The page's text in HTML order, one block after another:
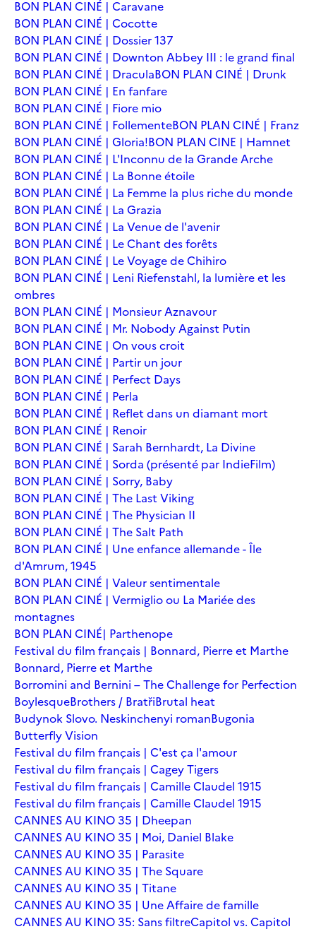
BON PLAN CINÉ | Caravane
BON PLAN CINÉ | Cocotte
BON PLAN CINÉ | Dossier 137
BON PLAN CINÉ | Downton Abbey III : le grand final
BON PLAN CINÉ | DraculaBON PLAN CINÉ | Drunk
BON PLAN CINÉ | En fanfare
BON PLAN CINÉ | Fiore mio
BON PLAN CINÉ | FollementeBON PLAN CINÉ | Franz
BON PLAN CINÉ | Gloria!BON PLAN CINE | Hamnet
BON PLAN CINÉ | L'Inconnu de la Grande Arche
BON PLAN CINÉ | La Bonne étoile
BON PLAN CINÉ | La Femme la plus riche du monde
BON PLAN CINÉ | La Grazia
BON PLAN CINÉ | La Venue de l'avenir
BON PLAN CINÉ | Le Chant des forêts
BON PLAN CINÉ | Le Voyage de Chihiro
BON PLAN CINÉ | Leni Riefenstahl, la lumière et les
ombres
BON PLAN CINÉ | Monsieur Aznavour
BON PLAN CINÉ | Mr. Nobody Against Putin
BON PLAN CINE | On vous croit
BON PLAN CINÉ | Partir un jour
BON PLAN CINÉ | Perfect Days
BON PLAN CINÉ | Perla
BON PLAN CINÉ | Reflet dans un diamant mort
BON PLAN CINÉ | Renoir
BON PLAN CINÉ | Sarah Bernhardt, La Divine
BON PLAN CINÉ | Sorda (présenté par IndieFilm)
BON PLAN CINÉ | Sorry, Baby
BON PLAN CINÉ | The Last Viking
BON PLAN CINÉ | The Physician II
BON PLAN CINÉ | The Salt Path
BON PLAN CINÉ | Une enfance allemande - Île
d'Amrum, 1945
BON PLAN CINÉ | Valeur sentimentale
BON PLAN CINÉ | Vermiglio ou La Mariée des
montagnes
BON PLAN CINÉ| Parthenope
Festival du film français | Bonnard, Pierre et Marthe
Bonnard, Pierre et Marthe
Borromini and Bernini – The Challenge for Perfection
BoylesqueBrothers / BratřiBrutal heat
Budynok Slovo. Neskinchenyi romanBugonia
Butterfly Vision
Festival du film français | C'est ça l'amour
Festival du film français | Cagey Tigers
Festival du film français | Camille Claudel 1915
Festival du film français | Camille Claudel 1915
CANNES AU KINO 35 | Dheepan
CANNES AU KINO 35 | Moi, Daniel Blake
CANNES AU KINO 35 | Parasite
CANNES AU KINO 35 | The Square
CANNES AU KINO 35 | Titane
CANNES AU KINO 35 | Une Affaire de famille
CANNES AU KINO 35: Sans filtreCapitol vs. Capitol